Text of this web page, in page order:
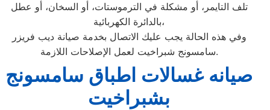
تلف التايمر، أو مشكلة في الترموستات، أو السخان، أو عطل
بالدائرة الكهربائية،
وفي هذه الحالة يجب عليك الاتصال بخدمة صيانة ديب فريزر
سامسونج شبراخيت لعمل الإصلاحات اللازمة.
صيانه غسالات اطباق سامسونج
بشبراخيت